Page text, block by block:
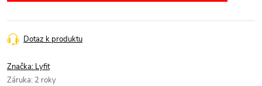
Dotaz k produktu
Značka: Lyfit
Záruka: 2 roky